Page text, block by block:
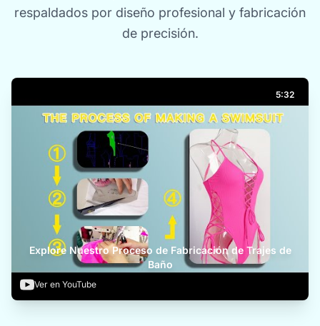
respaldados por diseño profesional y fabricación
de precisión.
Explore Nuestro Proceso de Fabricación de Trajes de
Baño
Ver en YouTube
5:32